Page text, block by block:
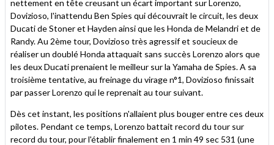
nettement en tête creusant un écart important sur Lorenzo,
Dovizioso, l'inattendu Ben Spies qui découvrait le circuit, les deux
Ducati de Stoner et Hayden ainsi que les Honda de Melandri et de
Randy. Au 2ème tour, Dovizioso très agressif et soucieux de
réaliser un doublé Honda attaquait sans succès Lorenzo alors que
les deux Ducati prenaient le meilleur sur la Yamaha de Spies. A sa
troisième tentative, au freinage du virage n°1, Dovizioso finissait
par passer Lorenzo qui le reprenait au tour suivant.
Dès cet instant, les positions n'allaient plus bouger entre ces deux
pilotes. Pendant ce temps, Lorenzo battait record du tour sur
record du tour, pour l'établir finalement en 1 min 49 sec 531 (une